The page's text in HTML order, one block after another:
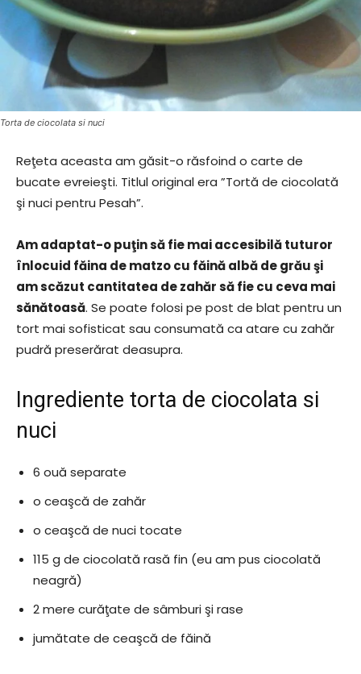
Torta de ciocolata si nuci
Reţeta aceasta am găsit-o răsfoind o carte de
bucate evreieşti. Titlul original era ”Tortă de ciocolată
şi nuci pentru Pesah”.
Am adaptat-o puţin să fie mai accesibilă tuturor
înlocuid făina de matzo cu făină albă de grău şi
am scăzut cantitatea de zahăr să fie cu ceva mai
sănătoasă. Se poate folosi pe post de blat pentru un
tort mai sofisticat sau consumată ca atare cu zahăr
pudră preserărat deasupra.
Ingrediente torta de ciocolata si
nuci
6 ouă separate
o ceaşcă de zahăr
o ceaşcă de nuci tocate
115 g de ciocolată rasă fin (eu am pus ciocolată
neagră)
2 mere curăţate de sâmburi şi rase
jumătate de ceaşcă de făină